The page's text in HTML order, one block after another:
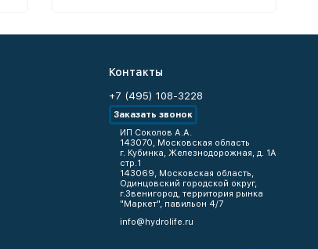
Контакты
+7 (495) 108-3228
Заказать звонок
ИП Соколов А.А.
143070, Московская область
г. Кубинка, Железнодорожная, д. 1А
стр.1
143069, Московская область,
Одинцовский городской округ,
г.Звенигород, территория рынка
"Маркет", павильон 4/7
info@hydrolife.ru